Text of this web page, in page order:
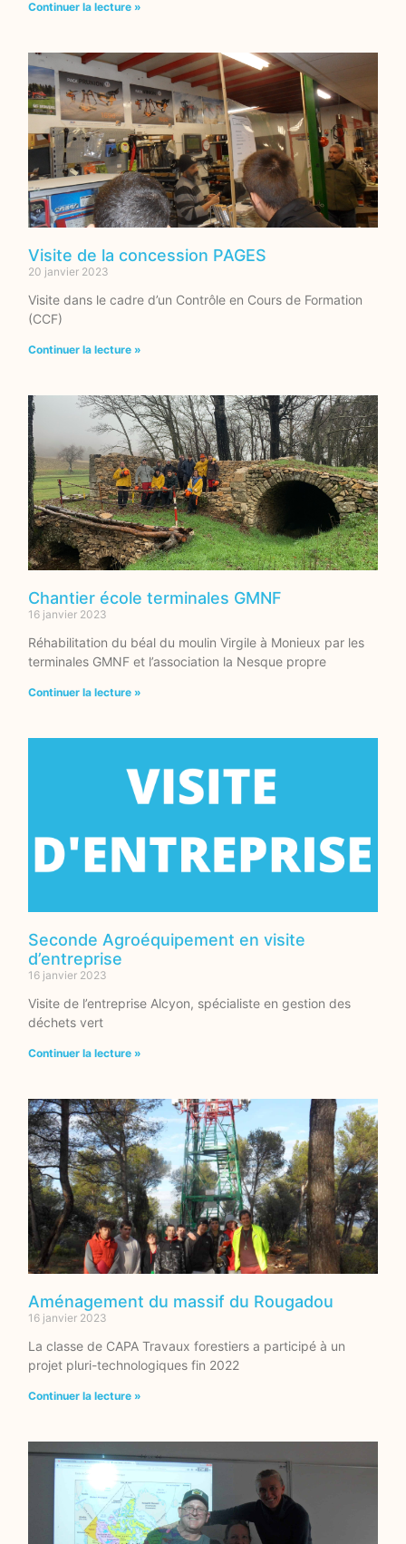
Continuer la lecture »
Visite de la concession PAGES
20 janvier 2023
Visite dans le cadre d’un Contrôle en Cours de Formation
(CCF)
Continuer la lecture »
Chantier école terminales GMNF
16 janvier 2023
Réhabilitation du béal du moulin Virgile à Monieux par les
terminales GMNF et l’association la Nesque propre
Continuer la lecture »
Seconde Agroéquipement en visite
d’entreprise
16 janvier 2023
Visite de l’entreprise Alcyon, spécialiste en gestion des
déchets vert
Continuer la lecture »
Aménagement du massif du Rougadou
16 janvier 2023
La classe de CAPA Travaux forestiers a participé à un
projet pluri-technologiques fin 2022
Continuer la lecture »